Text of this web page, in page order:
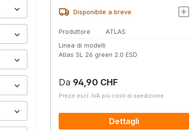
Disponibile a breve
Produttore
ATLAS
Linea di modelli
Atlas SL 26 green 2.0 ESD
Prezzo normale:
Da 94,90 CHF
Prezzi escl. IVA più costi di spedizione
Dettagli